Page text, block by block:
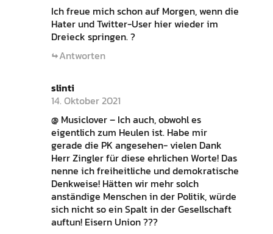
Ich freue mich schon auf Morgen, wenn die
Hater und Twitter-User hier wieder im
Dreieck springen. ?
Antworten
slinti
14. Oktober 2021
@ Musiclover – Ich auch, obwohl es
eigentlich zum Heulen ist. Habe mir
gerade die PK angesehen- vielen Dank
Herr Zingler für diese ehrlichen Worte! Das
nenne ich freiheitliche und demokratische
Denkweise! Hätten wir mehr solch
anständige Menschen in der Politik, würde
sich nicht so ein Spalt in der Gesellschaft
auftun! Eisern Union ???